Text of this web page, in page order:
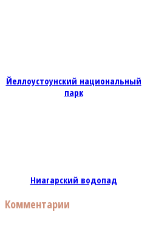
Йеллоустоунский национальный
парк
Ниагарский водопад
Комментарии